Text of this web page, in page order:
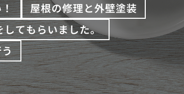
屋根の修理と外壁塗装
てもらいました。